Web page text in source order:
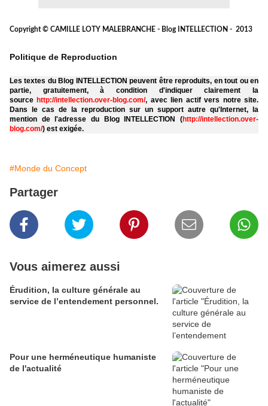
Copyright © CAMILLE LOTY MALEBRANCHE - Blog INTELLECTION - 2013
Politique de Reproduction
Les textes du Blog INTELLECTION peuvent être reproduits, en tout ou en
partie, gratuitement, à condition d'indiquer clairement la
source http://intellection.over-blog.com/, avec lien actif vers notre site.
Dans le cas de la reproduction sur un support autre qu'Internet, la
mention de l'adresse du Blog INTELLECTION (http://intellection.over-
blog.com/) est exigée.
#Monde du Concept
Partager
Vous aimerez aussi
Érudition, la culture générale au
service de l’entendement personnel.
Pour une herméneutique humaniste
de l'actualité